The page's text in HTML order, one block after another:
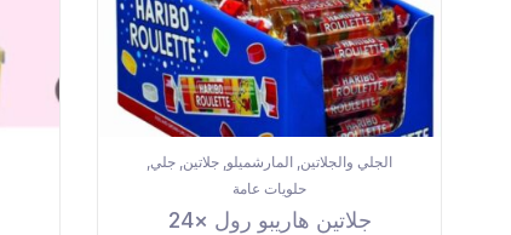
الجلي والجلاتين, المارشميلو, جلاتين, جلي,
حلويات عامة
جلاتين هاريبو رول ×24